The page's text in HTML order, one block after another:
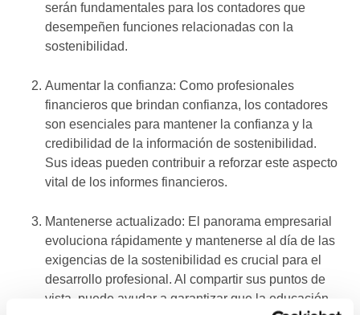
serán fundamentales para los contadores que
desempeñen funciones relacionadas con la
sostenibilidad.
Aumentar la confianza: Como profesionales
financieros que brindan confianza, los contadores
son esenciales para mantener la confianza y la
credibilidad de la información de sostenibilidad.
Sus ideas pueden contribuir a reforzar este aspecto
vital de los informes financieros.
Mantenerse actualizado: El panorama empresarial
evoluciona rápidamente y mantenerse al día de las
exigencias de la sostenibilidad es crucial para el
desarrollo profesional. Al compartir sus puntos de
vista, puede ayudar a garantizar que la educación